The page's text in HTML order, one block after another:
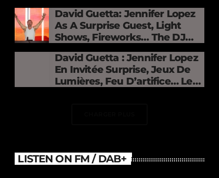
David Guetta: Jennifer Lopez
As A Surprise Guest, Light
Shows, Fireworks… The DJ
Electrifies The Stade De
France
David Guetta : Jennifer Lopez
En Invitée Surprise, Jeux De
Lumières, Feu D’artifice… Le
LISTEN ON FM / DAB+